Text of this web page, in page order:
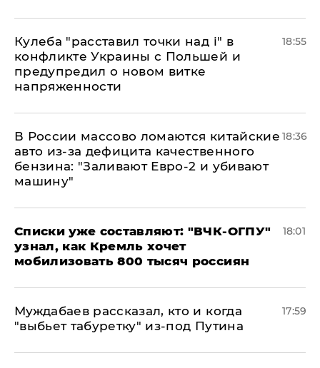
Кулеба "расставил точки над і" в
конфликте Украины с Польшей и
предупредил о новом витке
напряженности
18:55
В России массово ломаются китайские
авто из-за дефицита качественного
бензина: "Заливают Евро-2 и убивают
машину"
18:36
Списки уже составляют: "ВЧК-ОГПУ"
узнал, как Кремль хочет
мобилизовать 800 тысяч россиян
18:01
Муждабаев рассказал, кто и когда
"выбьет табуретку" из-под Путина
17:59